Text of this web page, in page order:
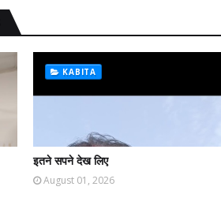
KABITA
इतने सपने देख लिए
August 01, 2026